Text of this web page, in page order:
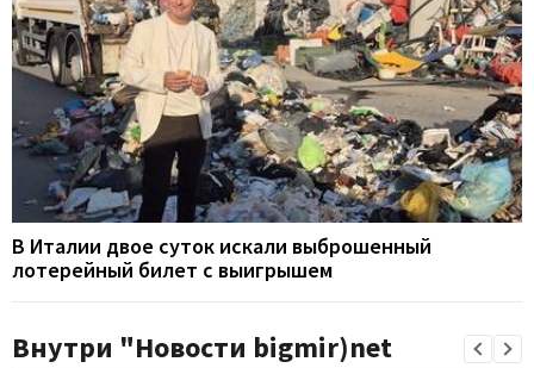
В Италии двое суток искали выброшенный
лотерейный билет с выигрышем
Внутри "Новости bigmir)net